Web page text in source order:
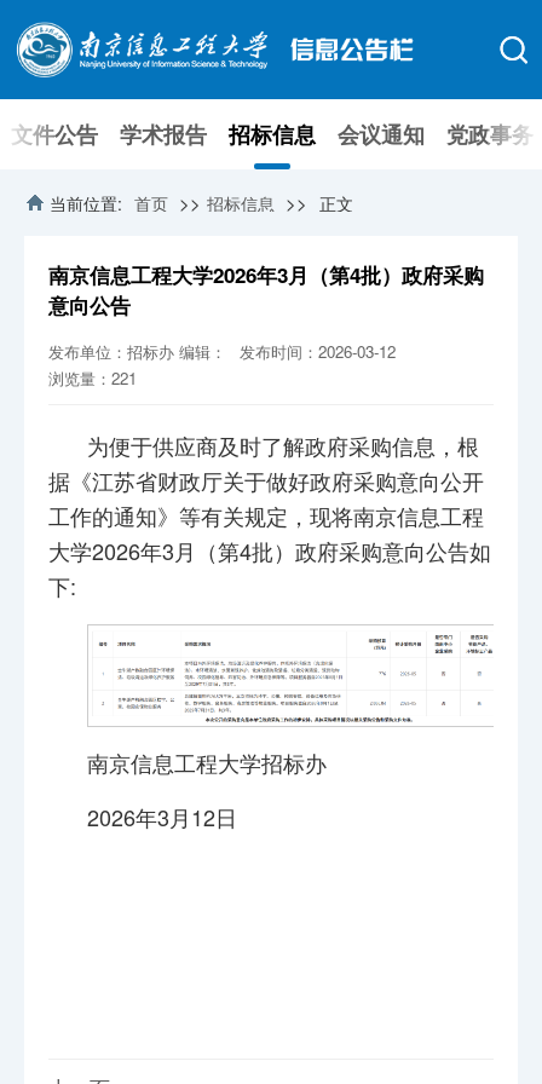
文件公告 学术报告 招标信息 会议通知 党政事务
当前位置: 首页 >> 招标信息 >> 正文
南京信息工程大学2026年3月（第4批）政府采购
意向公告
发布单位：招标办 编辑：
发布时间：2026-03-12
浏览量：221
为便于供应商及时了解政府采购信息，根
据《江苏省财政厅关于做好政府采购意向公开
工作的通知》等有关规定，现将南京信息工程
大学2026年3月（第4批）政府采购意向公告如
下:
南京信息工程大学招标办
2026年3月12日